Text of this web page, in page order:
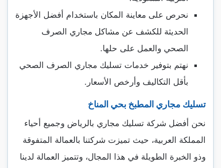
نحرص على معاينة المكان باستخدام أفضل الأجهزة
الحديثة للكشف عن مشاكل مجاري الصرف
الصحي والعمل على حلها.
نهتم بتوفير خدمات تسليك مجاري الصرف الصحي
بأقل التكاليف وأرخص الأسعار.
تسليك مجاري المطبخ بحي المناخ
نحن أفضل شركة تسليك مجاري بالرياض وجميع أحياء
المملكة العربية، حيث تميزت شركتنا بالعمالة المتفوقة
وذو الخبرة الطويلة في هذا المجال، وتتميز العمالة لدينا